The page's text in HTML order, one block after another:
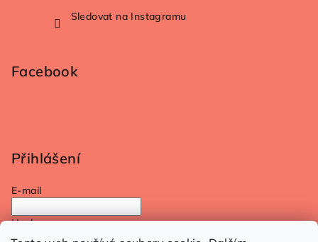
Sledovat na Instagramu
Facebook
Přihlášení
E-mail
Heslo